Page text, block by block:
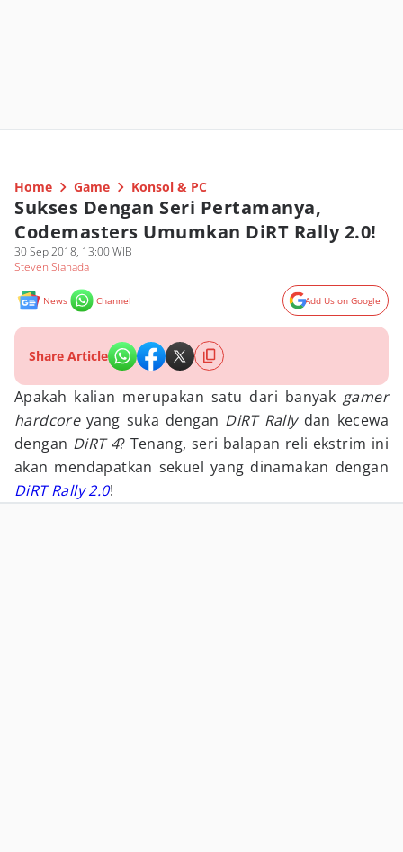
Home Game Konsol & PC
Sukses Dengan Seri Pertamanya,
Codemasters Umumkan DiRT Rally 2.0!
30 Sep 2018, 13:00 WIB
Steven Sianada
News Channel Add Us on Google
Share Article
Apakah kalian merupakan satu dari banyak gamer
hardcoreyang suka dengan DiRT Rallydan kecewa
dengan DiRT 4? Tenang, seri balapan reli ekstrim ini
akan mendapatkan sekuel yang dinamakan dengan
DiRT Rally 2.0!